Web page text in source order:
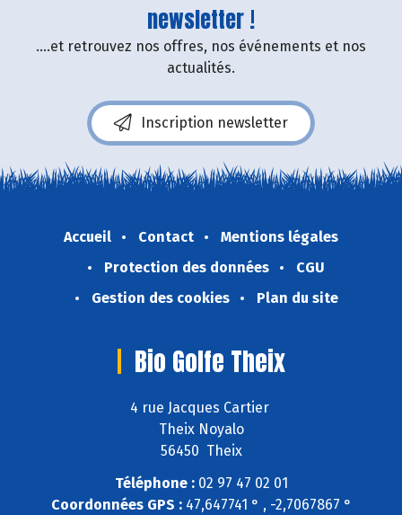
newsletter !
....et retrouvez nos offres, nos événements et nos
actualités.
Inscription newsletter
Accueil Contact
Mentions légales
Protection des données
CGU
Gestion des cookies
Plan du site
Bio Golfe Theix
4 rue Jacques Cartier
Theix Noyalo
56450 Theix
Téléphone :02 97 47 02 01
Coordonnées GPS :47,647741 ° , -2,7067867 °